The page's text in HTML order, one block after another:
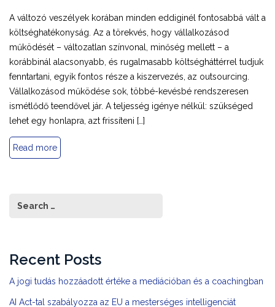
A változó veszélyek korában minden eddiginél fontosabbá vált a
költséghatékonyság. Az a törekvés, hogy vállalkozásod
működését – változatlan színvonal, minőség mellett – a
korábbinál alacsonyabb, és rugalmasabb költségháttérrel tudjuk
fenntartani, egyik fontos része a kiszervezés, az outsourcing.
Vállalkozásod működése sok, többé-kevésbé rendszeresen
ismétlődő teendővel jár. A teljesség igénye nélkül: szükséged
lehet egy honlapra, azt frissíteni […]
Read more
Recent Posts
A jogi tudás hozzáadott értéke a mediációban és a coachingban
AI Act-tal szabályozza az EU a mesterséges intelligenciát